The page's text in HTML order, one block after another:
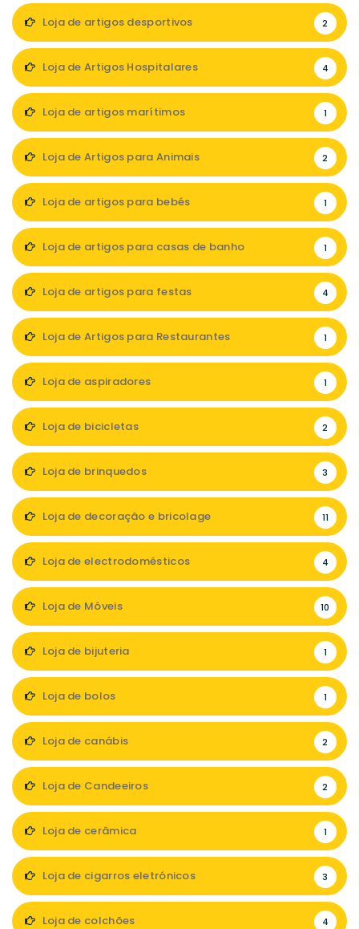
Loja de artigos desportivos 2
Loja de Artigos Hospitalares 4
Loja de artigos marítimos 1
Loja de Artigos para Animais 2
Loja de artigos para bebés 1
Loja de artigos para casas de banho 1
Loja de artigos para festas 4
Loja de Artigos para Restaurantes 1
Loja de aspiradores 1
Loja de bicicletas 2
Loja de brinquedos 3
Loja de decoração e bricolage 11
Loja de electrodomésticos 4
Loja de Móveis 10
Loja de bijuteria 1
Loja de bolos 1
Loja de canábis 2
Loja de Candeeiros 2
Loja de cerâmica 1
Loja de cigarros eletrónicos 3
Loja de colchões 4